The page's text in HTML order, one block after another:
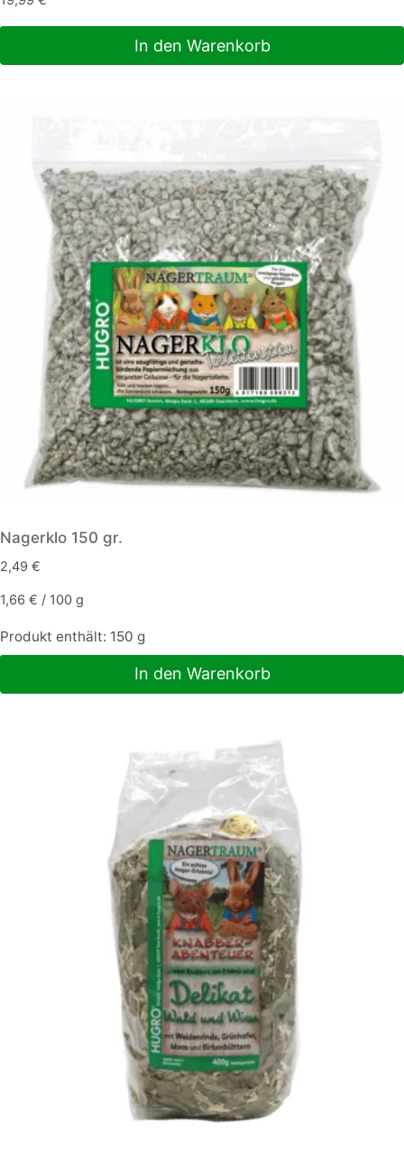
In den Warenkorb
Nagerklo 150 gr.
2,49 €
1,66 € / 100 g
Produkt enthält: 150 g
In den Warenkorb